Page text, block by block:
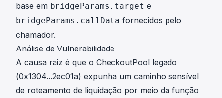
base em bridgeParams.target e
bridgeParams.callData fornecidos pelo
chamador.
Análise de Vulnerabilidade
A causa raiz é que o CheckoutPool legado
(0x1304...2ec01a) expunha um caminho sensível
de roteamento de liquidação por meio da função